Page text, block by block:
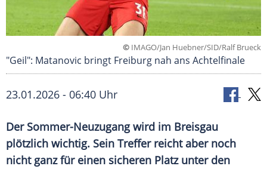
© IMAGO/Jan Huebner/SID/Ralf Brueck
"Geil": Matanovic bringt Freiburg nah ans Achtelfinale
23.01.2026 - 06:40 Uhr
Der Sommer-Neuzugang wird im Breisgau
plötzlich wichtig. Sein Treffer reicht aber noch
nicht ganz für einen sicheren Platz unter den